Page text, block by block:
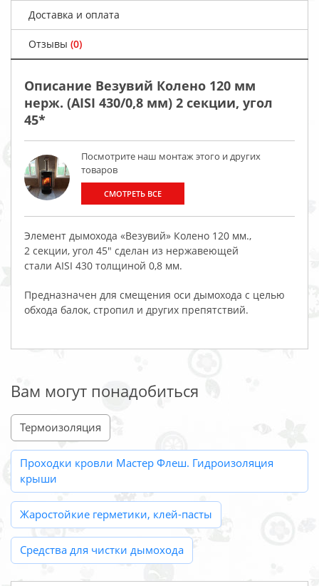
Доставка и оплата
Отзывы (0)
Описание Везувий Колено 120 мм
нерж. (AISI 430/0,8 мм) 2 секции, угол
45*
Посмотрите наш монтаж этого и других
товаров
СМОТРЕТЬ ВСЕ
Элемент дымохода «Везувий» Колено 120 мм.,
2 секции, угол 45" сделан из нержавеющей
стали AISI 430 толщиной 0,8 мм.
Предназначен для смещения оси дымохода с целью
обхода балок, стропил и других препятствий.
Вам могут понадобиться
Термоизоляция
Проходки кровли Мастер Флеш. Гидроизоляция
крыши
Жаростойкие герметики, клей-пасты
Средства для чистки дымохода